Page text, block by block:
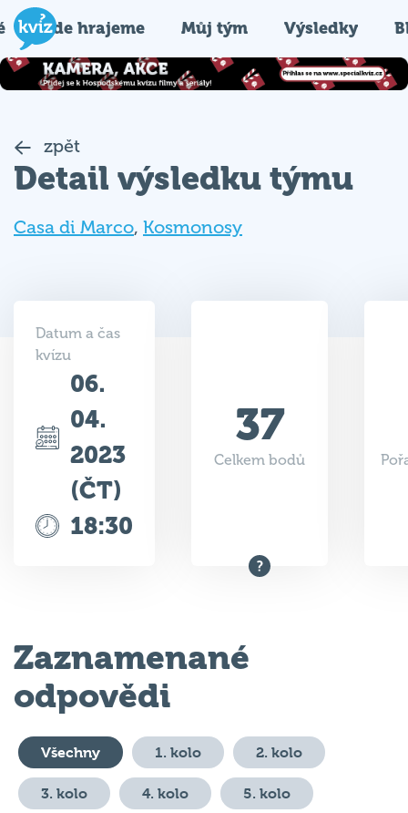
Kde hrajeme Můj tým Výsledky
zpět
Detail výsledku týmu
Casa di Marco, Kosmonosy
Datum a čas
kvízu
06.
04.
2023
(ČT)
18:30
37
Celkem bodů
Zaznamenané
odpovědi
Všechny 1. kolo 2. kolo
3. kolo 4. kolo 5. kolo